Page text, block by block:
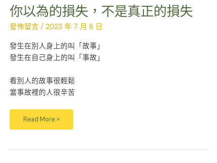
你以為的損失，不是真正的損失
發佈留言 / 2023 年 7 月 6 日
發生在別人身上的叫「故事」
發生在自己身上的叫「事故」
看別人的故事很輕鬆
當事故裡的人很辛苦
Read More »